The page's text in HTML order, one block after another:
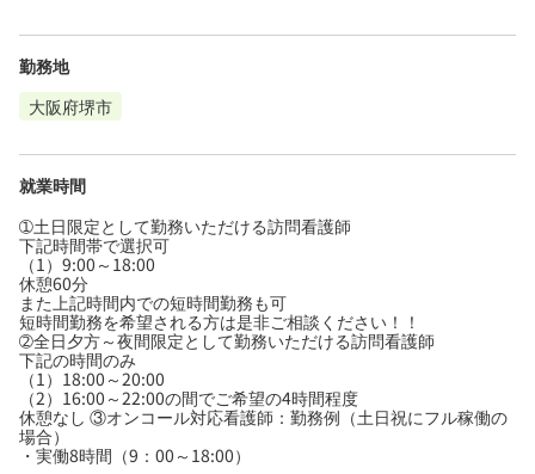
勤務地
大阪府堺市
就業時間
➀土日限定として勤務いただける訪問看護師
下記時間帯で選択可
（1）9:00～18:00
休憩60分
また上記時間内での短時間勤務も可
短時間勤務を希望される方は是非ご相談ください！！
➁全日夕方～夜間限定として勤務いただける訪問看護師
下記の時間のみ
（1）18:00～20:00
（2）16:00～22:00の間でご希望の4時間程度
休憩なし ③オンコール対応看護師：勤務例（土日祝にフル稼働の
場合）
・実働8時間（9：00～18:00）